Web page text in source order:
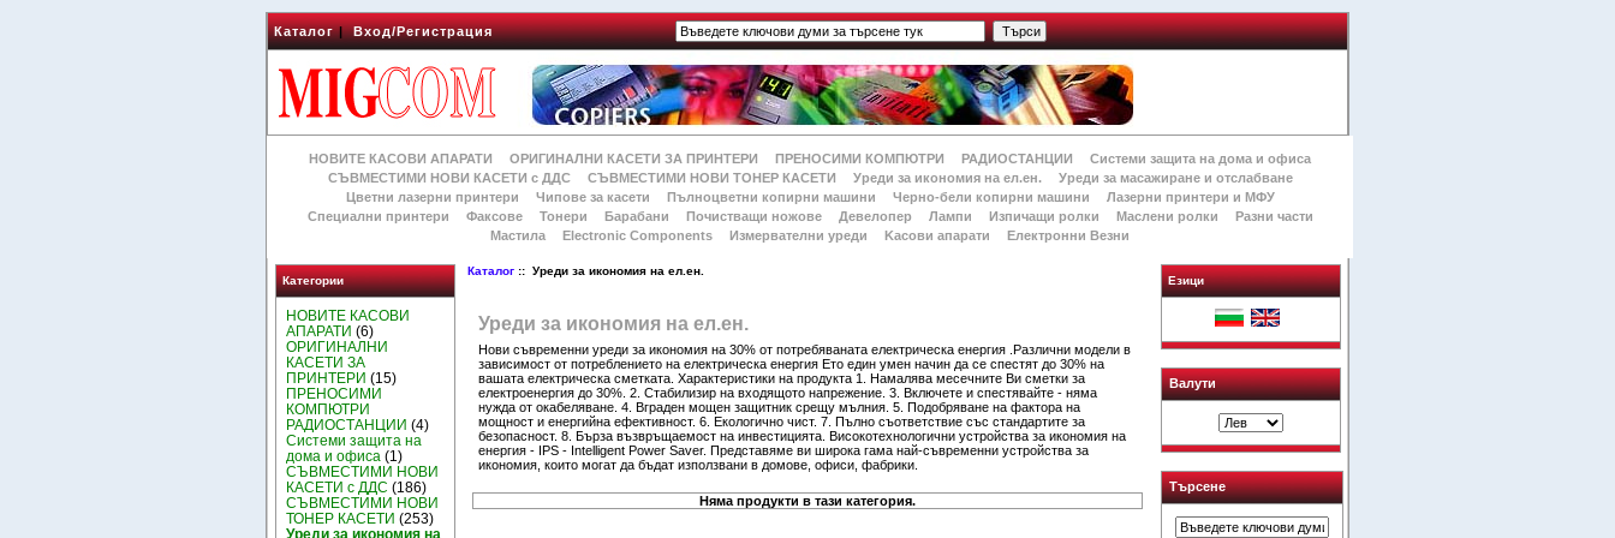
Каталог|Вход/Регистрация
НОВИТЕ КАСОВИ АПАРАТИ ОРИГИНАЛНИ КАСЕТИ ЗА ПРИНТЕРИ ПРЕНОСИМИ КОМПЮТРИ РАДИОСТАНЦИИ
Системи защита на дома и офиса
СЪВМЕСТИМИ НОВИ КАСЕТИ с ДДС
СЪВМЕСТИМИ НОВИ ТОНЕР КАСЕТИ Уреди за икономия на ел.ен.
Уреди за масажиране и отслабване
Цветни лазерни принтери
Чипове за касети Пълноцветни копирни машини Черно-бели копирни машини
Лазерни принтери и МФУ
Специални принтери
Факсове Тонери Барабани Почистващи ножове Девелопер Лампи Изпичащи ролки Маслени ролки
Разни части
Мастила
Electronic Components Измервателни уреди Kасови апарати Електронни Везни
Категории
НОВИТЕ КАСОВИ
АПАРАТИ (6)
ОРИГИНАЛНИ
КАСЕТИ ЗА
ПРИНТЕРИ (15)
ПРЕНОСИМИ
КОМПЮТРИ
РАДИОСТАНЦИИ (4)
Системи защита на
дома и офиса (1)
СЪВМЕСТИМИ НОВИ
КАСЕТИ с ДДС (186)
СЪВМЕСТИМИ НОВИ
ТОНЕР КАСЕТИ (253)
Уреди за икономия на
Каталог :: Уреди за икономия на ел.ен.
Уреди за икономия на ел.ен.
Нови съвременни уреди за икономия на 30% от потребяваната електрическа енергия .Различни модели в
зависимост от потреблението на електрическа енергия Ето един умен начин да се спестят до 30% на
вашата електрическа сметката. Характеристики на продукта 1. Намалява месечните Ви сметки за
електроенергия до 30%. 2. Стабилизир на входящото напрежение. 3. Включете и спестявайте - няма
нужда от окабеляване. 4. Вграден мощен защитник срещу мълния. 5. Подобряване на фактора на
мощност и енергийна ефективност. 6. Екологично чист. 7. Пълно съответствие със стандартите за
безопасност. 8. Бърза възвръщаемост на инвестицията. Високотехнологични устройства за икономия на
енергия - IPS - Intelligent Power Saver. Представяме ви широка гама най-съвременни устройства за
икономия, които могат да бъдат използвани в домове, офиси, фабрики.
Няма продукти в тази категория.
Езици
Валути
Търсене